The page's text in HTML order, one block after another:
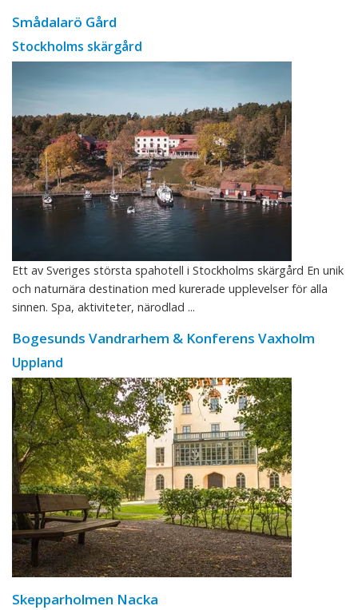
Smådalarö Gård
Stockholms skärgård
Ett av Sveriges största spahotell i Stockholms skärgård En unik
och naturnära destination med kurerade upplevelser för alla
sinnen. Spa, aktiviteter, närodlad ...
Bogesunds Vandrarhem & Konferens Vaxholm
Uppland
Skepparholmen Nacka